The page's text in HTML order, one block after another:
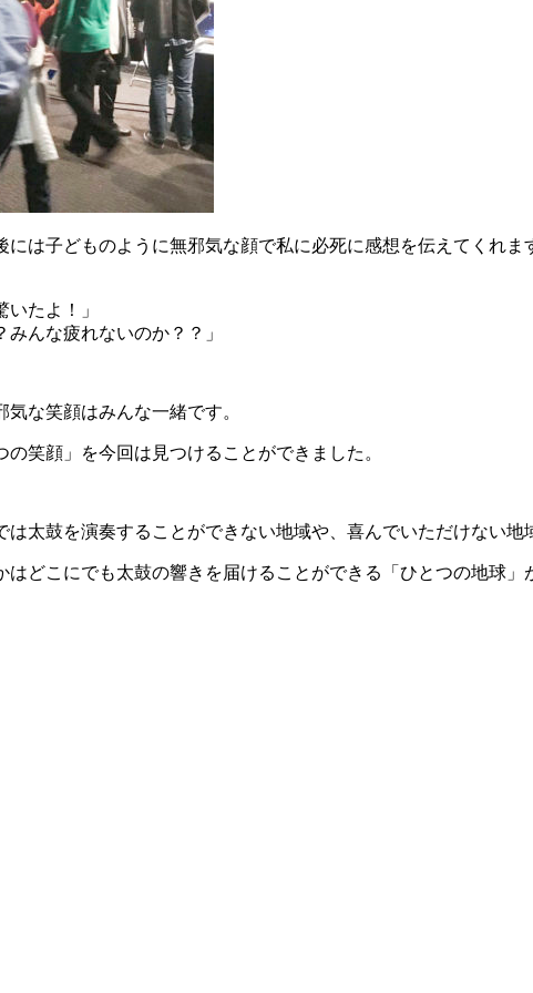
は子どものように無邪気な顔で私に必死に感想を伝えてくれま
たよ！」
んな疲れないのか？？」
な笑顔はみんな一緒です。
笑顔」を今回は見つけることができました。
太鼓を演奏することができない地域や、喜んでいただけない地
どこにでも太鼓の響きを届けることができる「ひとつの地球